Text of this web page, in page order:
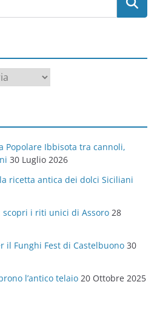
Popolare Ibbisota tra cannoli,
30 Luglio 2026
ricetta antica dei dolci Siciliani
scopri i riti unici di Assoro 28
il Funghi Fest di Castelbuono 30
l’antico telaio 20 Ottobre 2025